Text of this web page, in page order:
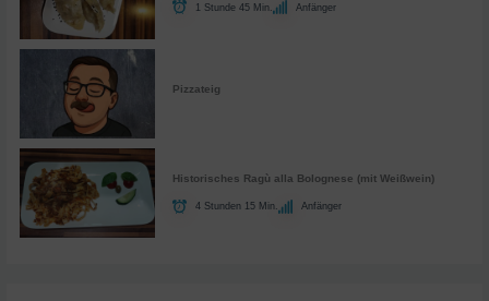
1 Stunde 45 Min. Anfänger
Pizzateig
Historisches Ragù alla Bolognese (mit Weißwein)
4 Stunden 15 Min. Anfänger